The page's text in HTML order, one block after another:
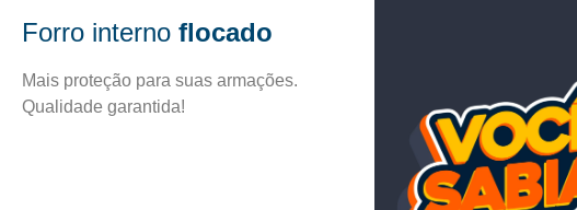
Forro interno flocado
Mais proteção para suas armações.
Qualidade garantida!